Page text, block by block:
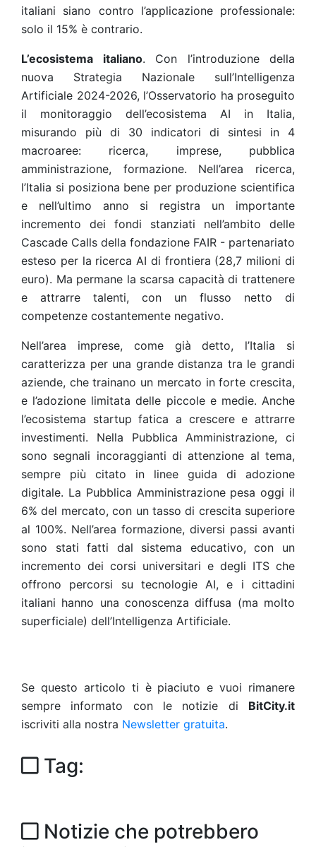
italiani siano contro l’applicazione professionale:
solo il 15% è contrario.
L’ecosistema italiano. Con l’introduzione della
nuova Strategia Nazionale sull’Intelligenza
Artificiale 2024-2026, l’Osservatorio ha proseguito
il monitoraggio dell’ecosistema AI in Italia,
misurando più di 30 indicatori di sintesi in 4
macroaree: ricerca, imprese, pubblica
amministrazione, formazione. Nell’area ricerca,
l’Italia si posiziona bene per produzione scientifica
e nell’ultimo anno si registra un importante
incremento dei fondi stanziati nell’ambito delle
Cascade Calls della fondazione FAIR - partenariato
esteso per la ricerca AI di frontiera (28,7 milioni di
euro). Ma permane la scarsa capacità di trattenere
e attrarre talenti, con un flusso netto di
competenze costantemente negativo.
Nell’area imprese, come già detto, l’Italia si
caratterizza per una grande distanza tra le grandi
aziende, che trainano un mercato in forte crescita,
e l’adozione limitata delle piccole e medie. Anche
l’ecosistema startup fatica a crescere e attrarre
investimenti. Nella Pubblica Amministrazione, ci
sono segnali incoraggianti di attenzione al tema,
sempre più citato in linee guida di adozione
digitale. La Pubblica Amministrazione pesa oggi il
6% del mercato, con un tasso di crescita superiore
al 100%. Nell’area formazione, diversi passi avanti
sono stati fatti dal sistema educativo, con un
incremento dei corsi universitari e degli ITS che
offrono percorsi su tecnologie AI, e i cittadini
italiani hanno una conoscenza diffusa (ma molto
superficiale) dell’Intelligenza Artificiale.
Se questo articolo ti è piaciuto e vuoi rimanere
sempre informato con le notizie di BitCity.it
iscriviti alla nostra Newsletter gratuita.
Tag:
Notizie che potrebbero